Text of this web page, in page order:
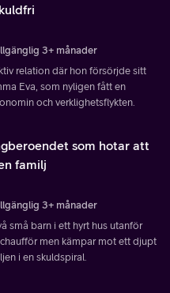
3+ månader
relation där hon försörjde sitt
Eva, som nyligen fått en
och verklighetsflykten.
som hotar att
familj
3+ månader
små barn i ett hyrt hus utanför
men kämpar mot ett djupt
i en skuldspiral.